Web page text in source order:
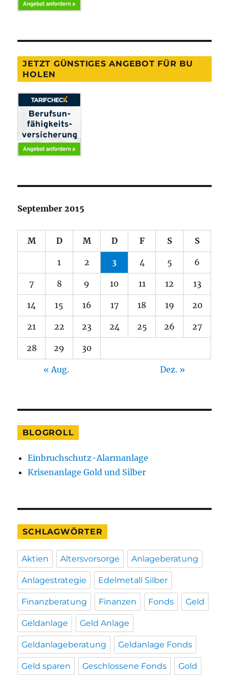
JETZT GÜNSTIGES ANGEBOT FÜR BU
HOLEN
September 2015
M D M D F S S
1 2 3 4 5 6
7 8 9 10 11 12 13
14 15 16 17 18 19 20
21 22 23 24 25 26 27
28 29 30
« Aug. Dez. »
BLOGROLL
Einbruchschutz-Alarmanlage
Krisenanlage Gold und Silber
SCHLAGWÖRTER
Aktien Altersvorsorge Anlageberatung
Anlagestrategie Edelmetall Silber
Finanzberatung Finanzen Fonds Geld
Geldanlage Geld Anlage
Geldanlageberatung Geldanlage Fonds
Geld sparen Geschlossene Fonds Gold